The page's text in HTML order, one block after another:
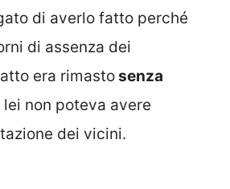
di averlo fatto perché
di assenza dei
era rimastosenza
lei non poteva avere
dei vicini.